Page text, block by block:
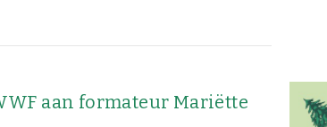
aan formateur Mariëtte